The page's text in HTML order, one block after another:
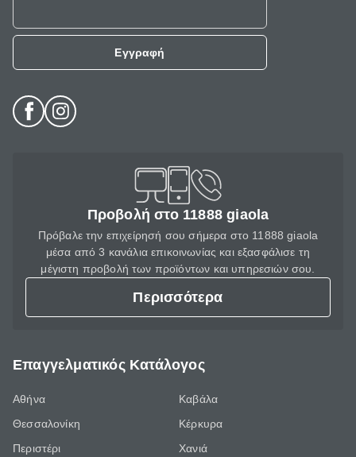
Εγγραφή
Προβολή στο 11888 giaola
Πρόβαλε την επιχείρησή σου σήμερα στο 11888 giaola
μέσα από 3 κανάλια επικοινωνίας και εξασφάλισε τη
μέγιστη προβολή των προϊόντων και υπηρεσιών σου.
Περισσότερα
Επαγγελματικός Κατάλογος
Αθήνα
Θεσσαλονίκη
Περιστέρι
Καβάλα
Κέρκυρα
Χανιά